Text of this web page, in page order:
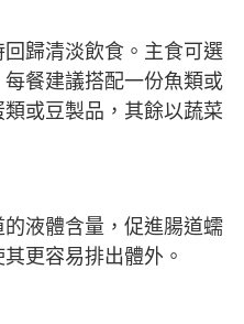
歸清淡飲食。主食可選
餐建議搭配一份魚類或
或豆製品，其餘以蔬菜
液體含量，促進腸道蠕
更容易排出體外。